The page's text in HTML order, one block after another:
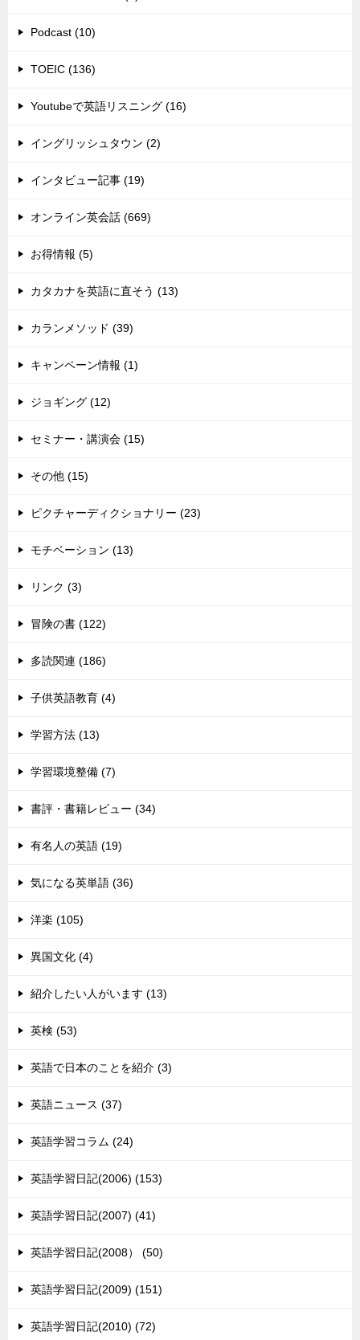
Podcast (10)
TOEIC (136)
Youtubeで英語リスニング (16)
イングリッシュタウン (2)
インタビュー記事 (19)
オンライン英会話 (669)
お得情報 (5)
カタカナを英語に直そう (13)
カランメソッド (39)
キャンペーン情報 (1)
ジョギング (12)
セミナー・講演会 (15)
その他 (15)
ピクチャーディクショナリー (23)
モチベーション (13)
リンク (3)
冒険の書 (122)
多読関連 (186)
子供英語教育 (4)
学習方法 (13)
学習環境整備 (7)
書評・書籍レビュー (34)
有名人の英語 (19)
気になる英単語 (36)
洋楽 (105)
異国文化 (4)
紹介したい人がいます (13)
英検 (53)
英語で日本のことを紹介 (3)
英語ニュース (37)
英語学習コラム (24)
英語学習日記(2006) (153)
英語学習日記(2007) (41)
英語学習日記(2008） (50)
英語学習日記(2009) (151)
英語学習日記(2010) (72)